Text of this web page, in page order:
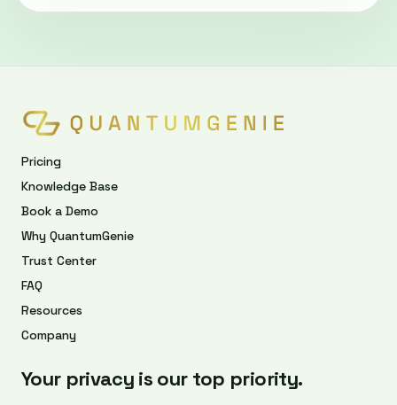
Pricing
Knowledge Base
Book a Demo
Why QuantumGenie
Trust Center
FAQ
Resources
Company
Your privacy is our top priority.